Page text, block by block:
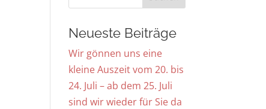
Neueste Beiträge
Wir gönnen uns eine
kleine Auszeit vom 20. bis
24. Juli – ab dem 25. Juli
sind wir wieder für Sie da